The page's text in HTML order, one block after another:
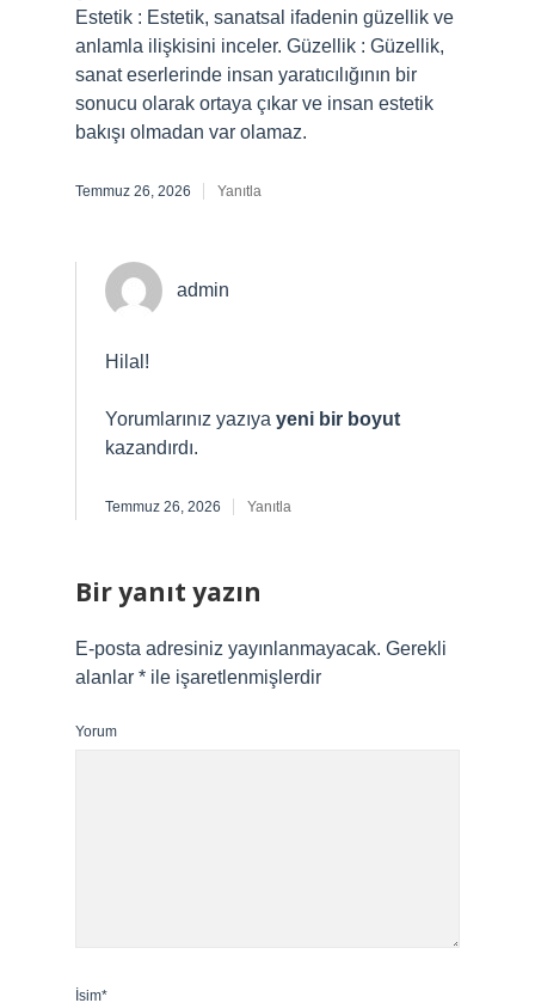
Estetik : Estetik, sanatsal ifadenin güzellik ve
anlamla ilişkisini inceler. Güzellik : Güzellik,
sanat eserlerinde insan yaratıcılığının bir
sonucu olarak ortaya çıkar ve insan estetik
bakışı olmadan var olamaz.
Temmuz 26, 2026 Yanıtla
admin
Hilal!
Yorumlarınız yazıya yeni bir boyut
kazandırdı.
Temmuz 26, 2026 Yanıtla
Bir yanıt yazın
E-posta adresiniz yayınlanmayacak. Gerekli
alanlar * ile işaretlenmişlerdir
Yorum
İsim*